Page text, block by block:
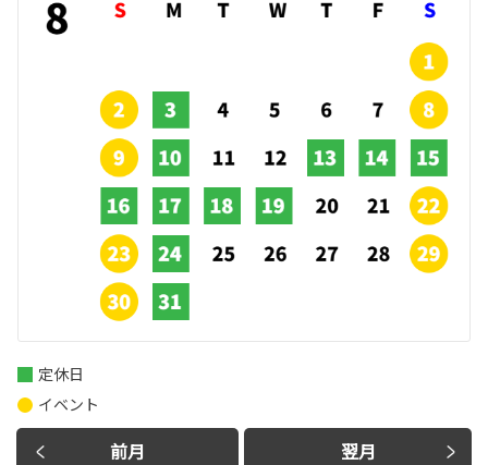
前月 翌月
定休日
イベント